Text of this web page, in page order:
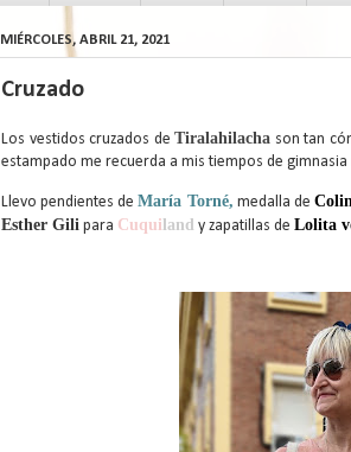
MIÉRCOLES, ABRIL 21, 2021
Cruzado
Los vestidos cruzados de Tiralahilacha son tan
estampado me recuerda a mis tiempos de gimnasia
Llevo pendientes deMaría Torné, medalla de
Esther Gili para Cuquiland y zapatillas de Lolita